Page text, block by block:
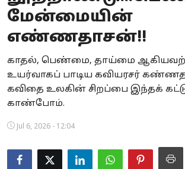
Business
Crime
Tamilnadu
National
World
Astrology
மேன்மையின்
எண்ணதாசன்!!
காதல், பெண்மை, தாய்மை
உயர்வாகப் பாடிய கவியரசர்
கவிதை உலகின் சிறப்பை இந்தக்
காண்போம்.
Jul 6, 2026 - 12:04